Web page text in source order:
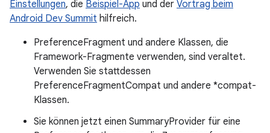
Einstellungen, die Beispiel-App und der Vortrag beim
Android Dev Summit hilfreich.
PreferenceFragment und andere Klassen, die
Framework-Fragmente verwenden, sind veraltet.
Verwenden Sie stattdessen
PreferenceFragmentCompat und andere *compat-
Klassen.
Sie können jetzt einen SummaryProvider für eine